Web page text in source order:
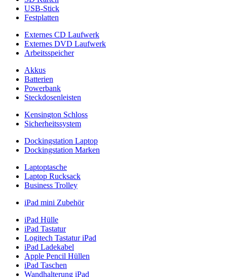
USB-Stick
Festplatten
Externes CD Laufwerk
Externes DVD Laufwerk
Arbeitsspeicher
Akkus
Batterien
Powerbank
Steckdosenleisten
Kensington Schloss
Sicherheitssystem
Dockingstation Laptop
Dockingstation Marken
Laptoptasche
Laptop Rucksack
Business Trolley
iPad mini Zubehör
iPad Hülle
iPad Tastatur
Logitech Tastatur iPad
iPad Ladekabel
Apple Pencil Hüllen
iPad Taschen
Wandhalterung iPad